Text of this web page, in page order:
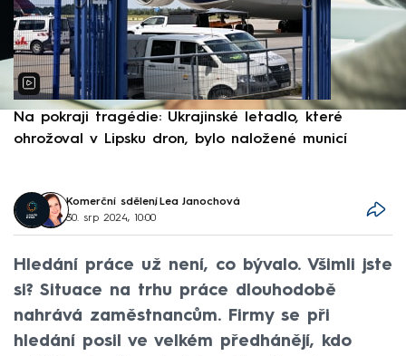
Na pokraji tragédie: Ukrajinské letadlo, které
ohrožoval v Lipsku dron, bylo naložené municí
Komerční sdělení, Lea Janochová
30. srp 2024, 10:00
Hledání práce už není, co bývalo. Všimli jste
si? Situace na trhu práce dlouhodobě
nahrává zaměstnancům. Firmy se při
hledání posil ve velkém předhánějí, kdo